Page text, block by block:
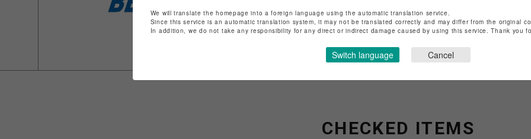
特定商取引法など法令に基づく表記はこちら
ショップお問い合わせはこちら
CHECKED ITEMS
We will translate the homepage into a foreign language using the automatic translation service.
Since this service is an automatic translation system, it may not be translated correctly and may differ from the original
In addition, we do not take any responsibility for any direct or indirect damage caused by using this service. Thank you
Switch language Cancel